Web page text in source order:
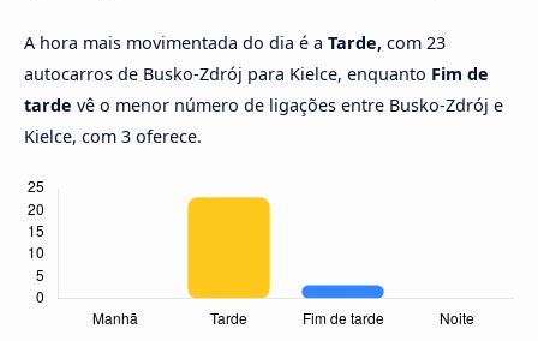
A hora mais movimentada do dia é a Tarde, com 23
autocarros de Busko-Zdrój para Kielce, enquanto Fim de
tarde vê o menor número de ligações entre Busko-Zdrój e
Kielce, com 3 oferece.